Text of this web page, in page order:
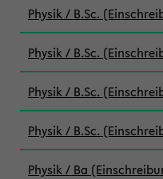
Physik / B.Sc.
Physik / B.Sc.
Physik / B.Sc.
Physik / B.Sc.
Physik / Ba